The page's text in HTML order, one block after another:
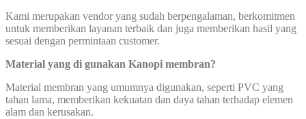
Kami merupakan vendor yang sudah berpengalaman, berkomitmen
untuk memberikan layanan terbaik dan juga memberikan hasil yang
sesuai dengan permintaan customer.
Material yang di gunakan Kanopi membran?
Material membran yang umumnya digunakan, seperti PVC yang
tahan lama, memberikan kekuatan dan daya tahan terhadap elemen
alam dan kerusakan.